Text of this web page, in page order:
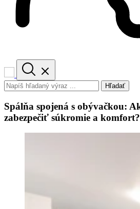
Hľadať
Spálňa spojená s obývačkou:
zabezpečiť súkromie a komfort?